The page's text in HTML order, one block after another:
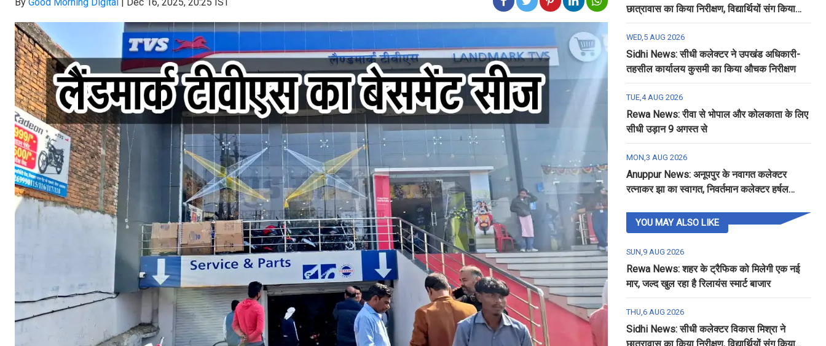
छात्रावास का किया निरीक्षण, विद्यार्थियों संग किया
रात्रि भोजन
WED,5 AUG 2026
Sidhi News: सीधी कलेक्टर ने उपखंड अधिकारी-
तहसील कार्यालय कुसमी का किया औचक निरीक्षण
TUE,4 AUG 2026
Rewa News: रीवा से भोपाल और कोलकाता के लिए
सीधी उड़ान 9 अगस्त से
MON,3 AUG 2026
Anuppur News: अनूपपुर के नवागत कलेक्टर
रत्नाकर झा का स्वागत, निवर्तमान कलेक्टर हर्षल
YOU MAY ALSO LIKE
SUN,9 AUG 2026
Rewa News: शहर के ट्रैफिक को मिलेगी एक नई
मार, जल्द खुल रहा है रिलायंस स्मार्ट बाजार
THU,6 AUG 2026
Sidhi News: सीधी कलेक्टर विकास मिश्रा ने